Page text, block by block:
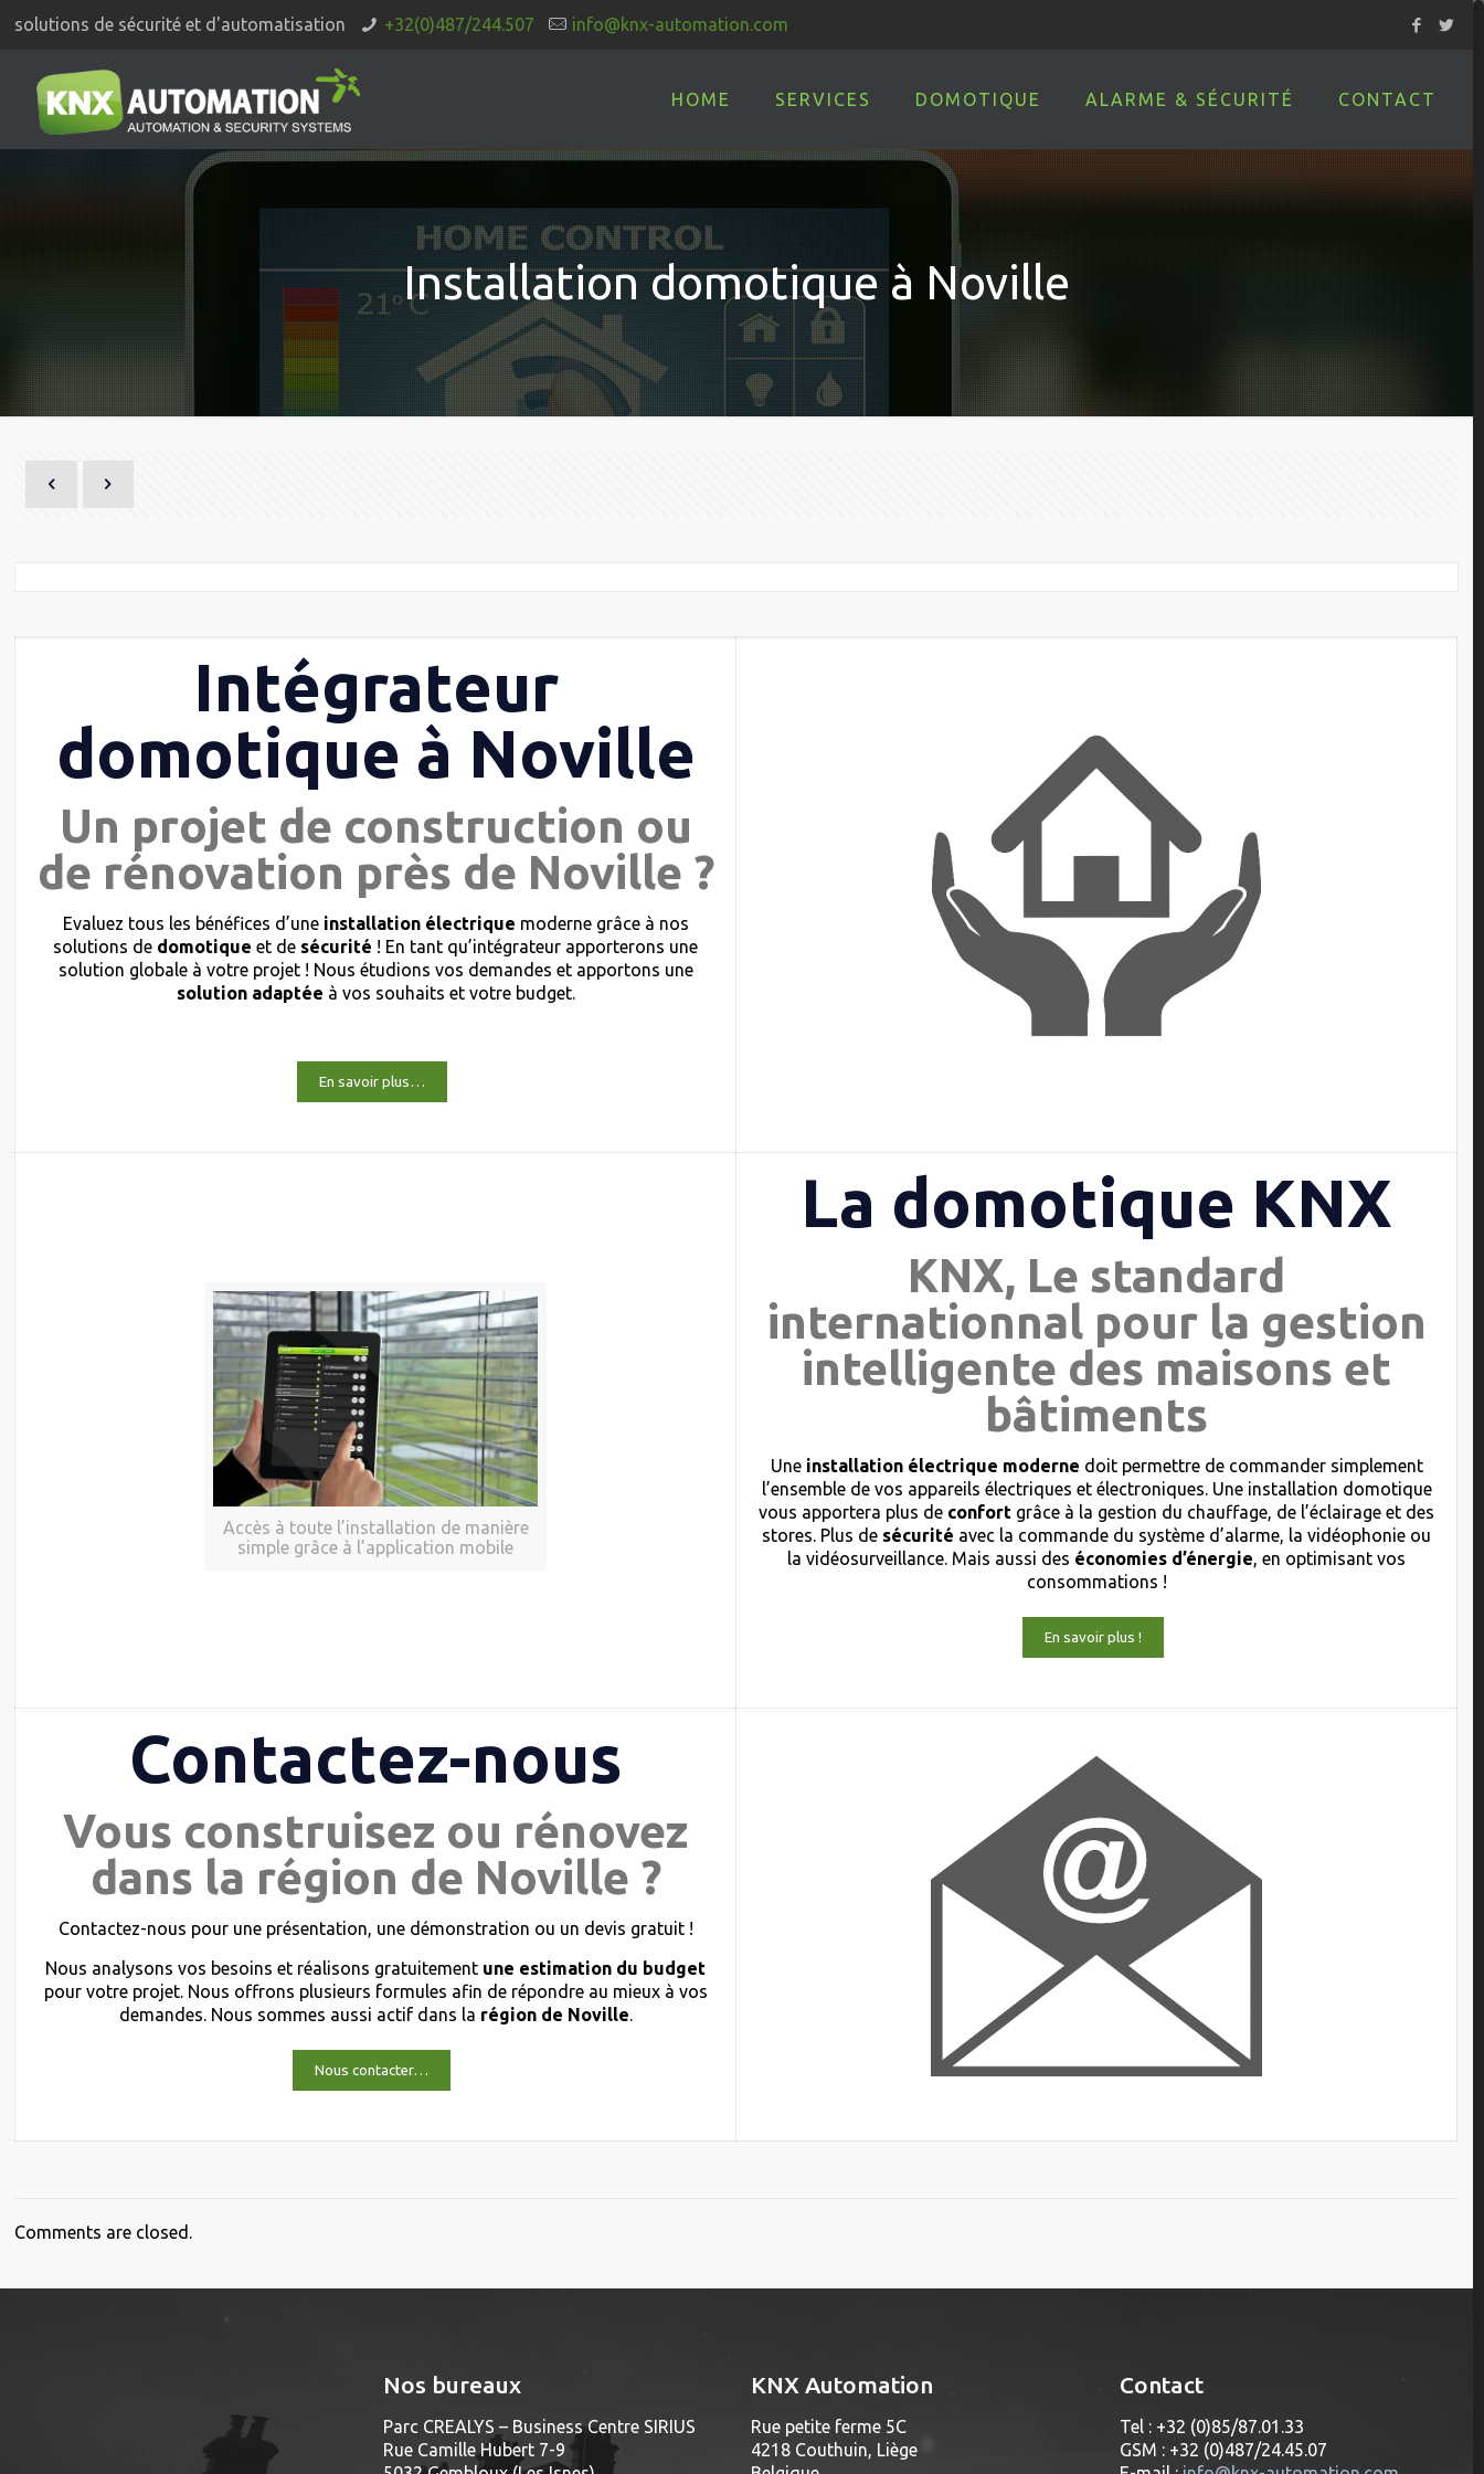
solutions de sécurité et d'automatisation +32(0)487/244.507 info@knx-automation.com
HOME SERVICES DOMOTIQUE ALARME & SÉCURITÉ CONTACT
Installation domotique à Noville
Intégrateur
domotique à Noville
Un projet de construction ou
de rénovation près de Noville ?
Evaluez tous les bénéfices d’uneinstallation électrique moderne grâce à nos
solutions de domotique et de sécurité ! En tant qu’intégrateur apporterons une
solution globale à votre projet ! Nous étudions vos demandes et apportons une
solution adaptée à vos souhaits et votre budget.
En savoir plus…
Accès à toute l’installation de manière
simple grâce à l’application mobile
La domotique KNX
KNX, Le standard
internationnal pour la gestion
intelligente des maisons et
bâtiments
Une installation électrique moderne doit permettre de commander simplement
l’ensemble de vos appareils électriques et électroniques. Une installation domotique
vous apportera plus de confort grâce à la gestion du chauffage, de l’éclairage et des
stores. Plus de sécurité avec la commande du système d’alarme, la vidéophonie ou
la vidéosurveillance. Mais aussi des économies d’énergie, en optimisant vos
consommations !
En savoir plus !
Contactez-nous
Vous construisez ou rénovez
dans la région de Noville ?
Contactez-nous pour une présentation, une démonstration ou un devis gratuit !
Nous analysons vos besoins et réalisons gratuitement une estimation du budget
pour votre projet. Nous offrons plusieurs formules afin de répondre au mieux à vos
demandes. Nous sommes aussi actif dans la région de Noville.
Nous contacter…
Comments are closed.
Nos bureaux
Parc CREALYS – Business Centre SIRIUS
Rue Camille Hubert 7-9
KNX Automation
Rue petite ferme 5C
4218 Couthuin, Liège
Contact
Tel : +32 (0)85/87.01.33
GSM : +32 (0)487/24.45.07